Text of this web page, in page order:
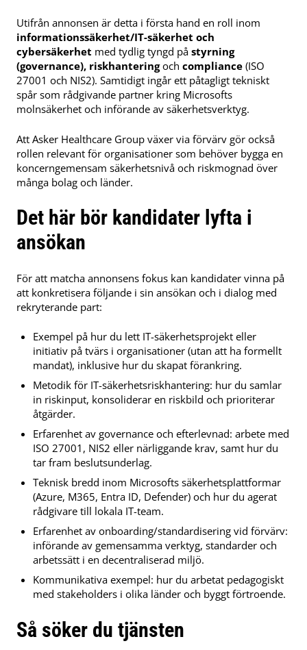
Utifrån annonsen är detta i första hand en roll inom
informationssäkerhet/IT-säkerhet och
cybersäkerhet med tydlig tyngd på styrning
(governance), riskhanteringoch compliance (ISO
27001 och NIS2). Samtidigt ingår ett påtagligt tekniskt
spår som rådgivande partner kring Microsofts
molnsäkerhet och införande av säkerhetsverktyg.
Att Asker Healthcare Group växer via förvärv gör också
rollen relevant för organisationer som behöver bygga en
koncerngemensam säkerhetsnivå och riskmognad över
många bolag och länder.
Det här bör kandidater lyfta i
ansökan
För att matcha annonsens fokus kan kandidater vinna på
att konkretisera följande i sin ansökan och i dialog med
rekryterande part:
Exempel på hur du lett IT-säkerhetsprojekt eller
initiativ på tvärs i organisationer (utan att ha formellt
mandat), inklusive hur du skapat förankring.
Metodik för IT-säkerhetsriskhantering: hur du samlar
in riskinput, konsoliderar en riskbild och prioriterar
åtgärder.
Erfarenhet av governance och efterlevnad: arbete med
ISO 27001, NIS2 eller närliggande krav, samt hur du
tar fram beslutsunderlag.
Teknisk bredd inom Microsofts säkerhetsplattformar
(Azure, M365, Entra ID, Defender) och hur du agerat
rådgivare till lokala IT-team.
Erfarenhet av onboarding/standardisering vid förvärv:
införande av gemensamma verktyg, standarder och
arbetssätt i en decentraliserad miljö.
Kommunikativa exempel: hur du arbetat pedagogiskt
med stakeholders i olika länder och byggt förtroende.
Så söker du tjänsten